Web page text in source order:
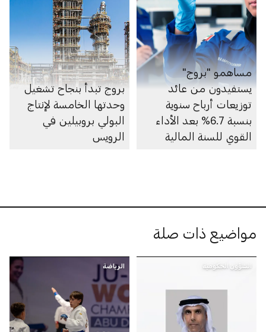
مساهمو "بروج"
يستفيدون من عائد
توزيعات أرباح سنوية
بنسبة 6.7% بعد الأداء
القوي للسنة المالية
بروج تبدأ بنجاح تشغيل
وحدتها الخامسة لإنتاج
البولي بروبيلين في
الرويس
مواضيع ذات صلة
الشؤون الحكومية الرياضة